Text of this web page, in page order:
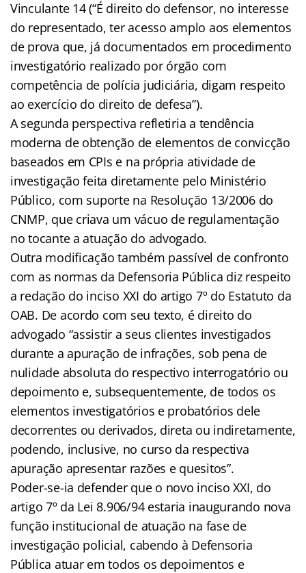
Vinculante 14 (“É direito do defensor, no interesse
do representado, ter acesso amplo aos elementos
de prova que, já documentados em procedimento
investigatório realizado por órgão com
competência de polícia judiciária, digam respeito
ao exercício do direito de defesa”).
A segunda perspectiva refletiria a tendência
moderna de obtenção de elementos de convicção
baseados em CPIs e na própria atividade de
investigação feita diretamente pelo Ministério
Público, com suporte na Resolução 13/2006 do
CNMP, que criava um vácuo de regulamentação
no tocante a atuação do advogado.
Outra modificação também passível de confronto
com as normas da Defensoria Pública diz respeito
a redação do inciso XXI do artigo 7º do Estatuto da
OAB. De acordo com seu texto, é direito do
advogado “assistir a seus clientes investigados
durante a apuração de infrações, sob pena de
nulidade absoluta do respectivo interrogatório ou
depoimento e, subsequentemente, de todos os
elementos investigatórios e probatórios dele
decorrentes ou derivados, direta ou indiretamente,
podendo, inclusive, no curso da respectiva
apuração apresentar razões e quesitos”.
Poder-se-ia defender que o novo inciso XXI, do
artigo 7º da Lei 8.906/94 estaria inaugurando nova
função institucional de atuação na fase de
investigação policial, cabendo à Defensoria
Pública atuar em todos os depoimentos e